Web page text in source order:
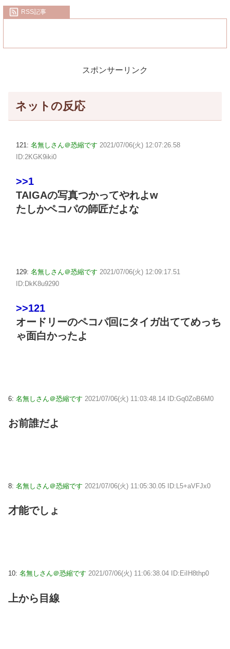
RSS記事
スポンサーリンク
ネットの反応
121: 名無しさん＠恐縮です 2021/07/06(火) 12:07:26.58
ID:2KGK9iki0
>>1
TAIGAの写真つかってやれよw
たしかペコパの師匠だよな
129: 名無しさん＠恐縮です 2021/07/06(火) 12:09:17.51
ID:DkK8u9290
>>121
オードリーのペコパ回にタイガ出ててめっち
ゃ面白かったよ
6: 名無しさん＠恐縮です 2021/07/06(火) 11:03:48.14 ID:Gq0ZoB6M0
お前誰だよ
8: 名無しさん＠恐縮です 2021/07/06(火) 11:05:30.05 ID:L5+aVFJx0
才能でしょ
10: 名無しさん＠恐縮です 2021/07/06(火) 11:06:38.04 ID:EiIH8thp0
上から目線